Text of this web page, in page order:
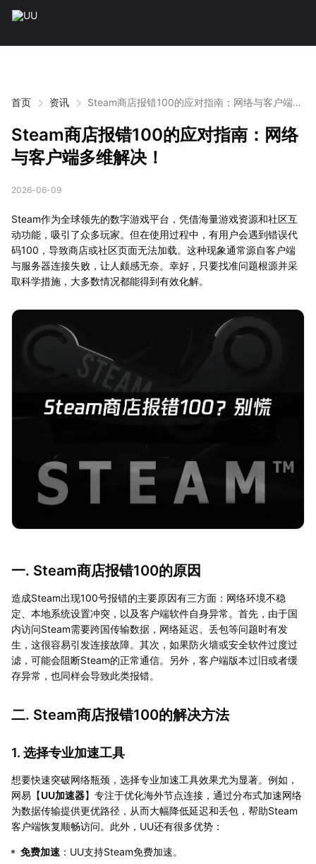
首页 资讯
Steam商店报错100的应对指南：网络与客户端多
Steam商店报错100的应对指南：网络
与客户端多维解决！
2026-06-09
Steam作为全球领先的数字游戏平台，凭借海量游戏资源和社区互
动功能，吸引了众多玩家。但在使用过程中，有用户会遇到错误代
码100，导致商店或社区页面无法加载。这种现象通常源自客户端
与服务器连接失败，让人颇感无奈。幸好，只要找准问题根源并采
取科学措施，大多数情况都能得到有效化解。
一. Steam商店报错100的原因
造成Steam出现100号报错的主要原因有三方面：网络环境不稳
定、本地系统设置冲突，以及客户端软件自身异常。首先，由于国
内访问Steam需要跨国传输数据，网络延迟、丢包等问题时有发
生，这很容易引发连接故障。其次，如果防火墙或安全软件过度过
滤，可能会阻断Steam的正常通信。另外，客户端版本过旧或者缓
存异常，也同样会导致此类报错。
二. Steam商店报错100的解决方法
1. 选择专业加速工具
想要快速突破网络瓶颈，选择专业加速工具效果尤为显著。例如，
网易【UU加速器】专注于优化海外节点连接，通过分布式加速网络
为数据传输提供更优路径，从而大幅降低延迟和丢包，帮助Steam
客户端恢复顺畅访问。此外，UU还有很多优势：
免费加速 ：UU支持Steam免费加速。